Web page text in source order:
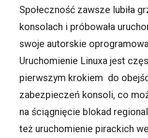
Społeczność zawsze lubiła
konsolach i próbowała
swoje autorskie
Uruchomienie Linuxa jest
pierwszym krokiem do
zabezpieczeń konsoli, co
na ściągnięcie blokad
też uruchomienie pirackich